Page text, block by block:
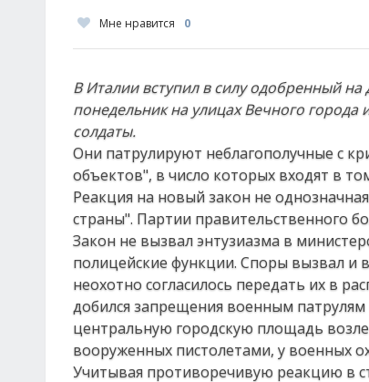
Мне нравится 0
В Италии вступил в силу одобренный
понедельник на улицах Вечного
солдаты.
Они патрулируют неблагополучные с
объектов", в число которых входят в
Реакция на новый закон не
страны". Партии правительственного
Закон не вызвал энтузиазма в
полицейские функции. Споры вызвал и
неохотно согласилось передать их в
добился запрещения военным
центральную городскую площадь
вооруженных пистолетами, у военных
Учитывая противоречивую реакцию в